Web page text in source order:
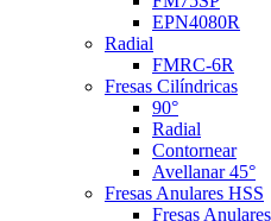
EPN4080R
Radial
FMRC-6R
Fresas Cilíndricas
90°
Radial
Contornear
Avellanar 45°
Fresas Anulares HSS
Fresas